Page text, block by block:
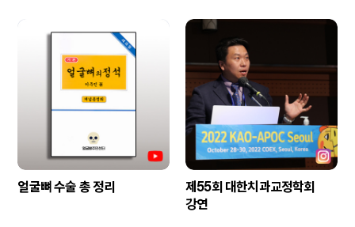
얼굴뼈 수술 총 정리
제55회 대한치과교정학회
강연